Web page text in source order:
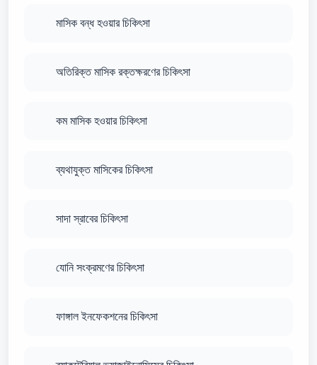
মাসিক বন্ধ হওয়ার চিকিৎসা
অতিরিক্ত মাসিক রক্তক্ষরণের চিকিৎসা
কম মাসিক হওয়ার চিকিৎসা
ব্যথাযুক্ত মাসিকের চিকিৎসা
সাদা স্রাবের চিকিৎসা
যোনি সংক্রমণের চিকিৎসা
ফাঙ্গাল ইনফেকশনের চিকিৎসা